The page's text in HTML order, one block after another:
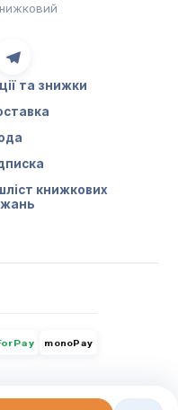
та знижки
книжкових
monoPay